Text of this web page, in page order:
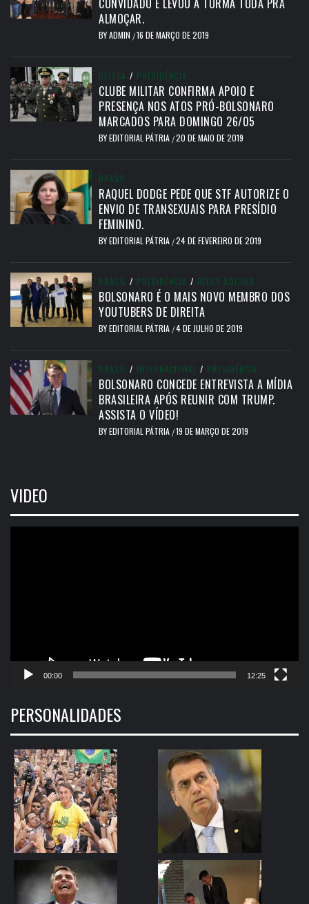
CONVIDADO E LEVOU A TURMA TODA PRA
ALMOÇAR.
BYADMIN /16 DE MARÇO DE 2019
DEFESA / PRESIDÊNCIA
CLUBE MILITAR CONFIRMA APOIO E
PRESENÇA NOS ATOS PRÓ-BOLSONARO
MARCADOS PARA DOMINGO 26/05
BYEDITORIAL PÁTRIA /20 DE MAIO DE 2019
BRASIL
RAQUEL DODGE PEDE QUE STF AUTORIZE O
ENVIO DE TRANSEXUAIS PARA PRESÍDIO
FEMININO.
BYEDITORIAL PÁTRIA /24 DE FEVEREIRO DE 2019
BRASIL / PRESIDÊNCIA / REDES SOCIAIS
BOLSONARO É O MAIS NOVO MEMBRO DOS
YOUTUBERS DE DIREITA
BYEDITORIAL PÁTRIA /4 DE JULHO DE 2019
BRASIL / INTERNACIONAL / PRESIDÊNCIA
BOLSONARO CONCEDE ENTREVISTA A MÍDIA
BRASILEIRA APÓS REUNIR COM TRUMP.
ASSISTA O VÍDEO!
BYEDITORIAL PÁTRIA /19 DE MARÇO DE 2019
VIDEO
00:00 12:25
PERSONALIDADES